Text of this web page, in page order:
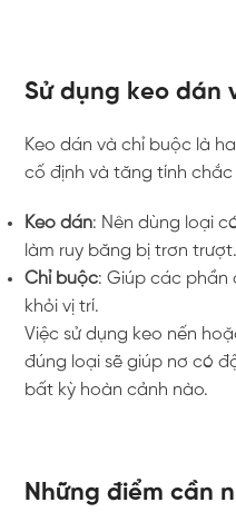
Sử dụng keo dán
Keo dán và chỉ buộc là
cố định và tăng tính
Keo dán: Nên dùng loại
làm ruy băng bị trơn trượt.
Chỉ buộc: Giúp các phần
khỏi vị trí.
Việc sử dụng keo nến
đúng loại sẽ giúp nơ có
bất kỳ hoàn cảnh nào.
Những điểm cần